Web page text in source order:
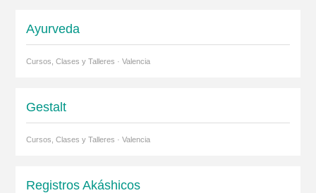
Ayurveda
Cursos, Clases y Talleres · Valencia
Gestalt
Cursos, Clases y Talleres · Valencia
Registros Akáshicos